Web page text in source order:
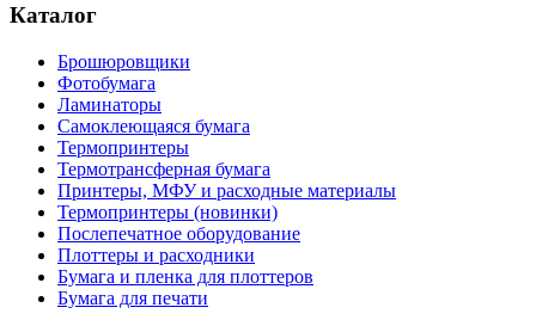
Каталог
Брошюровщики
Фотобумага
Ламинаторы
Самоклеющаяся бумага
Термопринтеры
Термотрансферная бумага
Принтеры, МФУ и расходные материалы
Термопринтеры (новинки)
Послепечатное оборудование
Плоттеры и расходники
Бумага и пленка для плоттеров
Бумага для печати